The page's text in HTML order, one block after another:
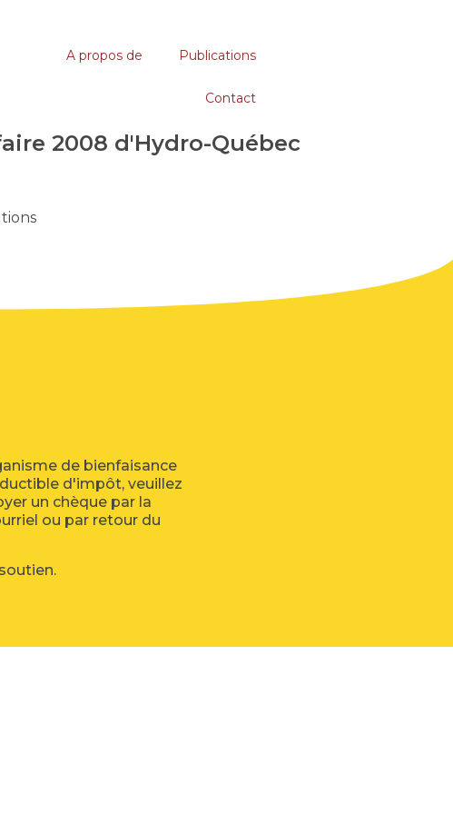
A propos de Publications
Contact
2008 d'Hydro-Québec
de bienfaisance
d'impôt, veuillez
un chèque par la
ou par retour du